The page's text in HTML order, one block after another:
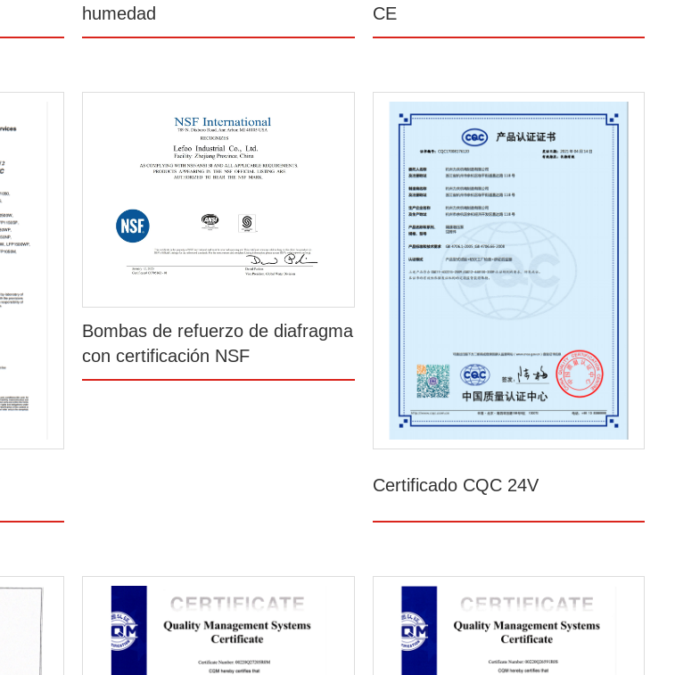
humedad
CE
Bombas de refuerzo de diafragma
con certificación NSF
Certificado CQC 24V